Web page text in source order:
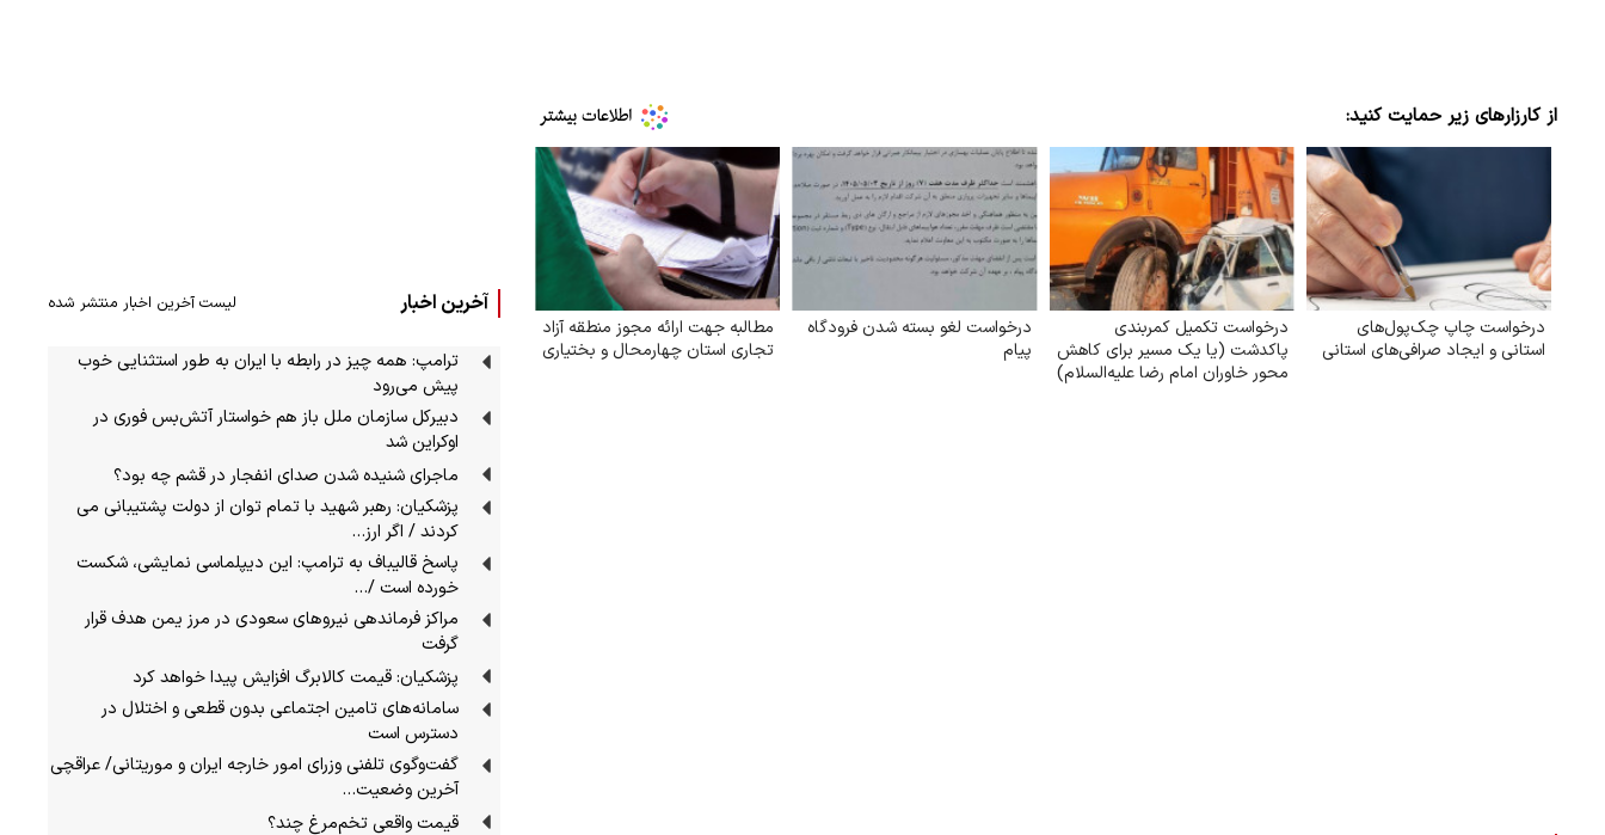
از کارزارهای زیر حمایت کنید:
درخواست چاپ چک‌‌پول‌‌های
استانی و ایجاد صرافی‌‌های استانی
درخواست تکمیل کمربندی
پاکدشت (یا یک مسیر برای کاهش
محور خاوران امام رضا علیه‌السلام)
درخواست لغو بسته شدن فرودگاه
پیام
مطالبه جهت ارائه مجوز منطقه آزاد
تجاری استان چهارمحال و بختیاری
آخرین اخبار لیست آخرین اخبار منتشر شده
ترامپ: همه چیز در رابطه با ایران به طور استثنایی خوب
پیش می‌رود
دبیرکل سازمان ملل باز هم خواستار آتش‌بس فوری در
اوکراین شد
ماجرای شنیده شدن صدای انفجار در قشم چه بود؟
پزشکیان: رهبر شهید با تمام توان از دولت پشتیبانی می
کردند / اگر ارز…
پاسخ قالیباف به ترامپ: این دیپلماسی نمایشی، شکست
خورده است /…
مراکز فرماندهی نیروهای سعودی در مرز یمن هدف قرار
گرفت
پزشکیان: قیمت کالابرگ افزایش پیدا خواهد کرد
سامانه‌های تامین اجتماعی بدون قطعی و اختلال در
دسترس است
گفت‌وگوی تلفنی وزرای امور خارجه ایران و موریتانی/ عراقچی
آخرین وضعیت…
قیمت واقعی تخم‌مرغ چند؟